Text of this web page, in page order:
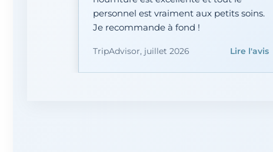
sécurité — ce ne sera pas la dernière
fois.
TripAdvisor, juillet 2026 Lire l'avis